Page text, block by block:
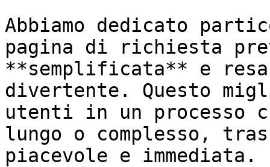
Abbiamo dedicato
pagina di richiesta
**semplificata** e
divertente. Questo
utenti in un processo
lungo o complesso,
piacevole e immediata.